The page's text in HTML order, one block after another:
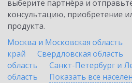
выберите партнёра и
консультацию, приобретение
продукта.
Москва и Московская область
край
Свердловская область
область
Санкт-Петербург и
область
Показать все